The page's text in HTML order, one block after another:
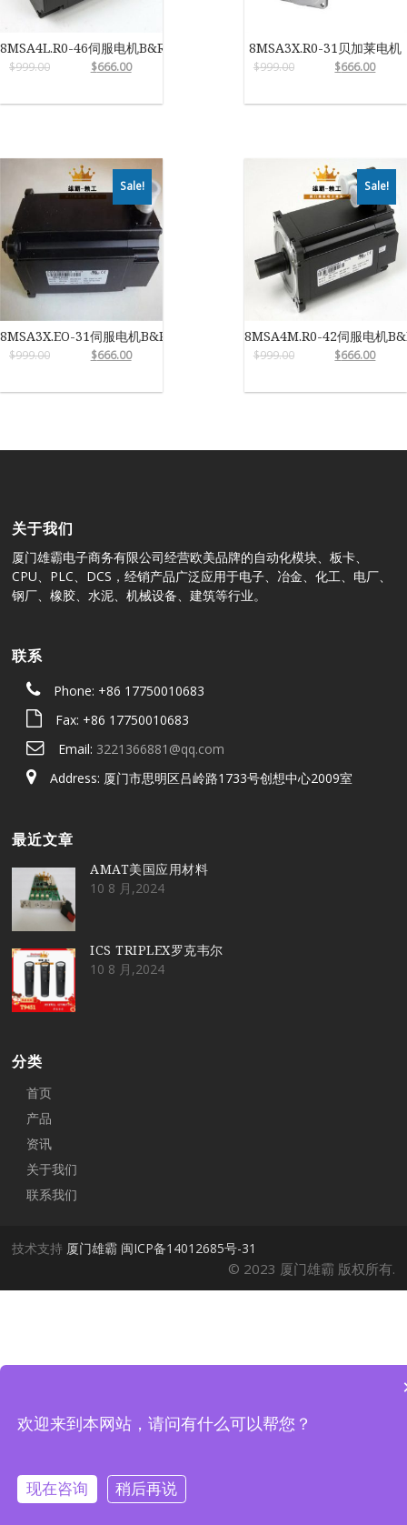
8MSA4L.R0-46伺服电机B&R
$999.00 $666.00
8MSA3X.R0-31贝加莱电机
$999.00 $666.00
Sale!
8MSA3X.EO-31伺服电机B&R
$999.00 $666.00
Sale!
8MSA4M.R0-42伺服电机
$999.00 $666.00
关于我们
厦门雄霸电子商务有限公司经营欧美品牌的自动化模块、板卡、
CPU、PLC、DCS，经销产品广泛应用于电子、冶金、化工、电厂、
钢厂、橡胶、水泥、机械设备、建筑等行业。
联系
Phone: +86 17750010683
Fax: +86 17750010683
Email: 3221366881@qq.com
Address: 厦门市思明区吕岭路1733号创想中心2009室
最近文章
AMAT美国应用材料
10 8 月,2024
ICS TRIPLEX罗克韦尔
10 8 月,2024
分类
首页
产品
资讯
关于我们
联系我们
技术支持 厦门雄霸 闽ICP备14012685号-31
© 2023 厦门雄霸 版权所有.
欢迎来到本网站，请问有什么可以帮您？
现在咨询 稍后再说